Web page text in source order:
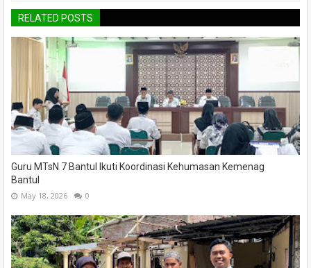
RELATED POSTS
Guru MTsN 7 Bantul Ikuti Koordinasi Kehumasan Kemenag
Bantul
May 18, 2026 0